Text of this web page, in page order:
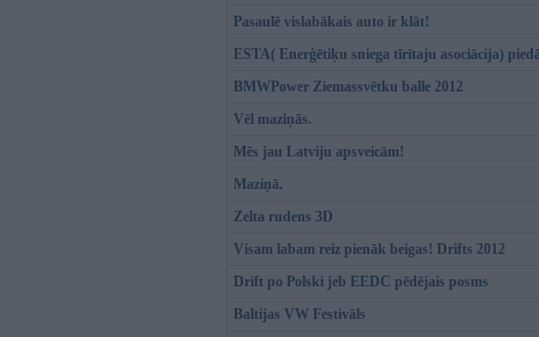
Pasaulē vislabākais auto ir klāt!
ESTA( Enerģētiķu sniega tīrītaju asociācija)
BMWPower Ziemassvētku balle 2012
Vēl maziņās.
Mēs jau Latviju apsveicām!
Maziņā.
Zelta rudens 3D
Visam labam reiz pienāk beigas! Drifts 2012
Drift po Polski jeb EEDC pēdējais posms
Baltijas VW Festivāls